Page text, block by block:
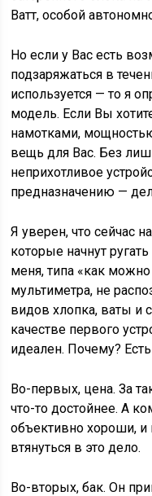
Ватт, особой
Но если у Вас есть
подзаряжаться в
используется — то я
модель. Если Вы
намотками,
вещь для Вас. Без
неприхотливое
предназначению —
Я уверен, что сейчас
которые начнут
меня, типа «как
мультиметра, не
видов хлопка, ваты и
качестве первого
идеален. Почему?
Во-первых, цена. За
что-то достойнее. А
объективно хороши, и
втянуться в это дело.
Во-вторых, бак. Он